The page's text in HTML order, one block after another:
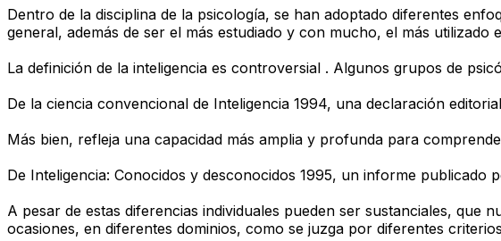
Dentro de la disciplina de la psicología, se han adoptado diferentes
general, además de ser el más estudiado y con mucho, el más utilizado
La definición de la inteligencia es controversial . Algunos grupos de
De la ciencia convencional de Inteligencia 1994, una declaración
Más bien, refleja una capacidad más amplia y profunda para
De Inteligencia: Conocidos y desconocidos 1995, un informe
A pesar de estas diferencias individuales pueden ser sustanciales,
ocasiones, en diferentes dominios, como se juzga por diferentes